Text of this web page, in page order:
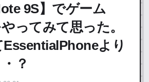
9S】でゲーム
やってみて思った。
より
？